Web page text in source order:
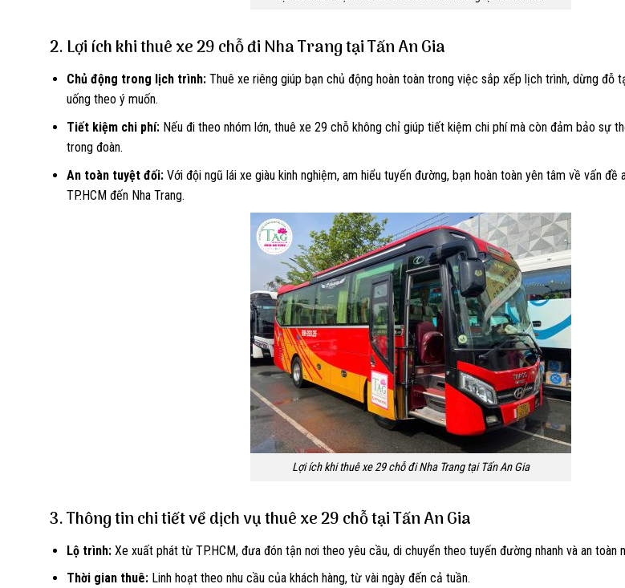
2. Lợi ích khi thuê xe 29 chỗ đi Nha Trang tại Tấn An Gia
Chủ động trong lịch trình:Thuê xe riêng giúp bạn chủ động hoàn toàn trong việc sắp xếp lịch trình, dừng đỗ
uống theo ý muốn.
Tiết kiệm chi phí:Nếu đi theo nhóm lớn, thuê xe 29 chỗ không chỉ giúp tiết kiệm chi phí mà còn đảm bảo sự
trong đoàn.
An toàn tuyệt đối:Với đội ngũ lái xe giàu kinh nghiệm, am hiểu tuyến đường, bạn hoàn toàn yên tâm về vấn đề
TP.HCM đến Nha Trang.
Lợi ích khi thuê xe 29 chỗ đi Nha Trang tại Tấn An Gia
3. Thông tin chi tiết về dịch vụ thuê xe 29 chỗ tại Tấn An Gia
Lộ trình:Xe xuất phát từ TP.HCM, đưa đón tận nơi theo yêu cầu, di chuyển theo tuyến đường nhanh và an toàn
Thời gian thuê:Linh hoạt theo nhu cầu của khách hàng, từ vài ngày đến cả tuần.